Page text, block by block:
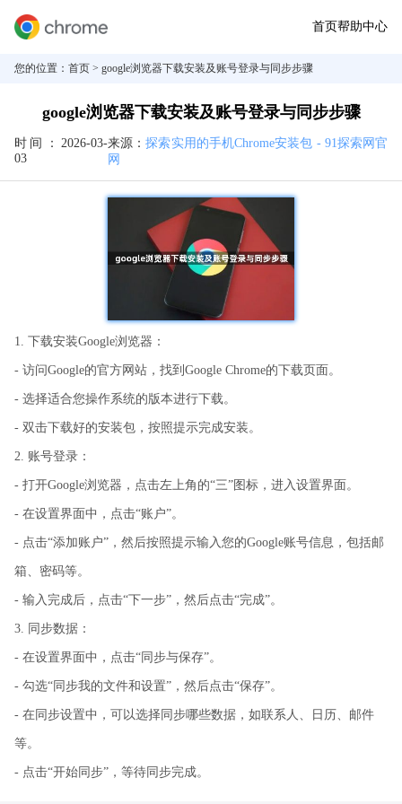
首页帮助中心
您的位置： 首页 > google浏览器下载安装及账号登录与同步步骤
google浏览器下载安装及账号登录与同步步骤
时间： 2026-03-
03
来源：探索实用的手机Chrome安装包 - 91探索网官
网
1. 下载安装Google浏览器：
- 访问Google的官方网站，找到Google Chrome的下载页面。
- 选择适合您操作系统的版本进行下载。
- 双击下载好的安装包，按照提示完成安装。
2. 账号登录：
- 打开Google浏览器，点击左上角的“三”图标，进入设置界面。
- 在设置界面中，点击“账户”。
- 点击“添加账户”，然后按照提示输入您的Google账号信息，包括邮
箱、密码等。
- 输入完成后，点击“下一步”，然后点击“完成”。
3. 同步数据：
- 在设置界面中，点击“同步与保存”。
- 勾选“同步我的文件和设置”，然后点击“保存”。
- 在同步设置中，可以选择同步哪些数据，如联系人、日历、邮件
等。
- 点击“开始同步”，等待同步完成。